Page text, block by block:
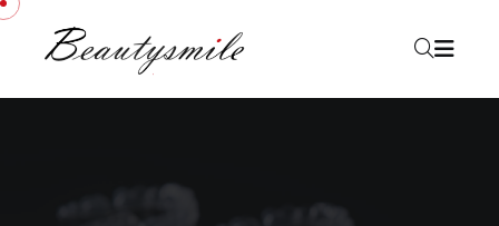
Skip to content